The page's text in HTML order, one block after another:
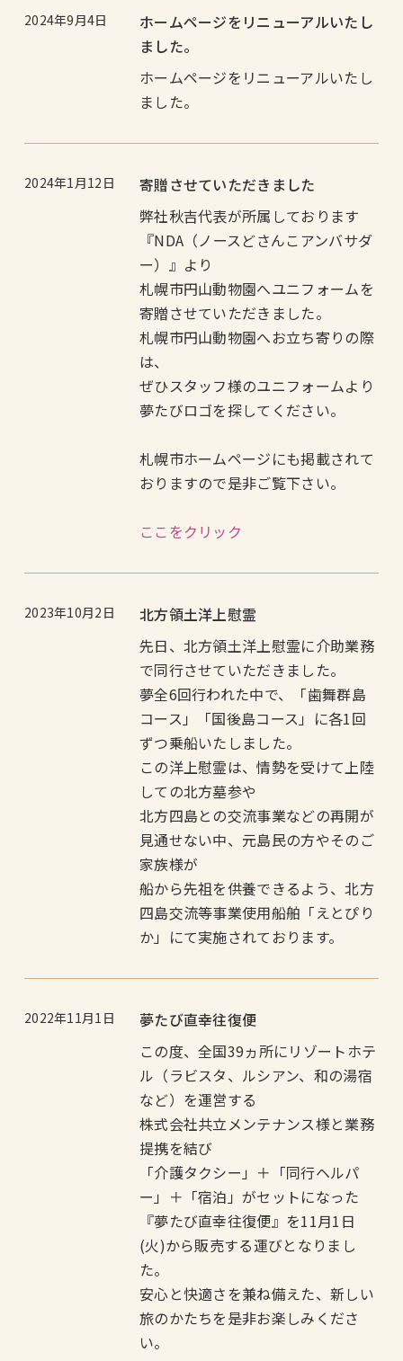
2024年9月4日
ホームページをリニューアルいたし
ました。
ホームページをリニューアルいたし
ました。
2024年1月12日
寄贈させていただきました
弊社秋吉代表が所属しております
『NDA（ノースどさんこアンバサダ
ー）』より
札幌市円山動物園へユニフォームを
寄贈させていただきました。
札幌市円山動物園へお立ち寄りの際
は、
ぜひスタッフ様のユニフォームより
夢たびロゴを探してください。
札幌市ホームページにも掲載されて
おりますので是非ご覧下さい。
ここをクリック
2023年10月2日
北方領土洋上慰霊
先日、北方領土洋上慰霊に介助業務
で同行させていただきました。
夢全6回行われた中で、「歯舞群島
コース」「国後島コース」に各1回
ずつ乗船いたしました。
この洋上慰霊は、情勢を受けて上陸
しての北方墓参や
北方四島との交流事業などの再開が
見通せない中、元島民の方やそのご
家族様が
船から先祖を供養できるよう、北方
四島交流等事業使用船舶「えとぴり
か」にて実施されております。
2022年11月1日
夢たび直幸往復便
この度、全国39ヵ所にリゾートホテ
ル（ラビスタ、ルシアン、和の湯宿
など）を運営する
株式会社共立メンテナンス様と業務
提携を結び
「介護タクシー」＋「同行ヘルパ
ー」＋「宿泊」がセットになった
『夢たび直幸往復便』を11月1日
(火)から販売する運びとなりまし
た。
安心と快適さを兼ね備えた、新しい
旅のかたちを是非お楽しみくださ
い。